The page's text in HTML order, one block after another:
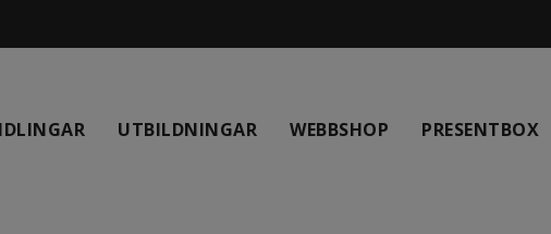
UTBILDNINGAR WEBBSHOP PRESENTBOX